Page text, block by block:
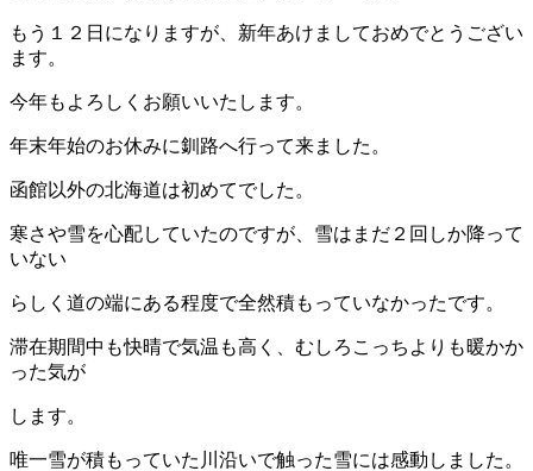
もう１２日になりますが、新年あけましておめでとうござい
ます。
今年もよろしくお願いいたします。
年末年始のお休みに釧路へ行って来ました。
函館以外の北海道は初めてでした。
寒さや雪を心配していたのですが、雪はまだ２回しか降って
いない
らしく道の端にある程度で全然積もっていなかったです。
滞在期間中も快晴で気温も高く、むしろこっちよりも暖かか
った気が
します。
唯一雪が積もっていた川沿いで触った雪には感動しました。